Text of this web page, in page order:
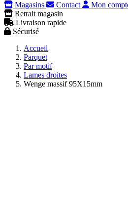
Magasins
Contact
Mon
Retrait magasin
Livraison rapide
Sécurisé
Accueil
Parquet
Par motif
Lames droites
Wenge massif 95X15mm